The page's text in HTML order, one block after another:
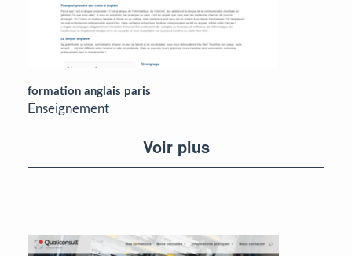
formation anglais paris
Enseignement
Voir plus